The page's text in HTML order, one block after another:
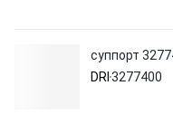
суппорт
DRI 3277400